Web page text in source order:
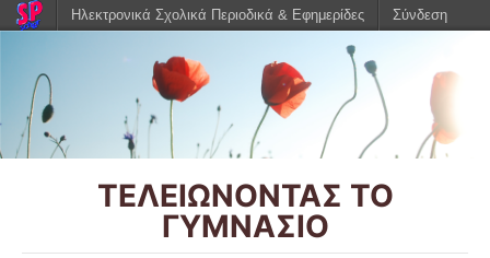
ΤΕΛΕΙΩΝΟΝΤΑΣ ΤΟ
ΓΥΜΝΑΣΙΟ
Ηλεκτρονικά Σχολικά Περιοδικά & Εφημερίδες Σύνδεση